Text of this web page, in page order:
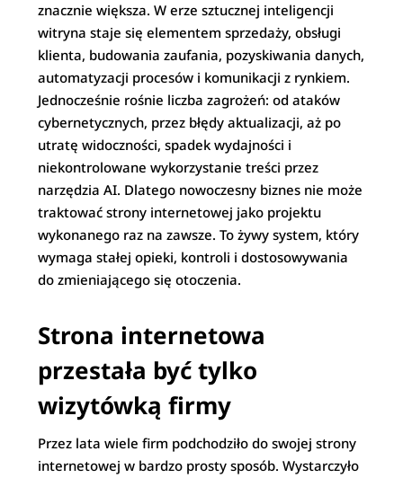
znacznie większa. W erze sztucznej inteligencji
witryna staje się elementem sprzedaży, obsługi
klienta, budowania zaufania, pozyskiwania danych,
automatyzacji procesów i komunikacji z rynkiem.
Jednocześnie rośnie liczba zagrożeń: od ataków
cybernetycznych, przez błędy aktualizacji, aż po
utratę widoczności, spadek wydajności i
niekontrolowane wykorzystanie treści przez
narzędzia AI. Dlatego nowoczesny biznes nie może
traktować strony internetowej jako projektu
wykonanego raz na zawsze. To żywy system, który
wymaga stałej opieki, kontroli i dostosowywania
do zmieniającego się otoczenia.
Strona internetowa
przestała być tylko
wizytówką firmy
Przez lata wiele firm podchodziło do swojej strony
internetowej w bardzo prosty sposób. Wystarczyło